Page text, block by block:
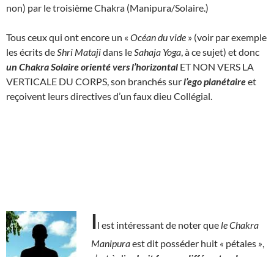
non) par le troisième Chakra (Manipura/Solaire.)
Tous ceux qui ont encore un « Océan du vide » (voir par exemple
les écrits de Shri Matajidans le Sahaja Yoga , à ce sujet) et donc
un Chakra Solaire orienté vers l’horizontal ET NON VERS LA
VERTICALE DU CORPS, son branchés surl’ego planétaireet
reçoivent leurs directives d’un faux dieu Collégial.
Il est intéressant de noter que le Chakra
Manipuraest dit posséder huit « pétales »